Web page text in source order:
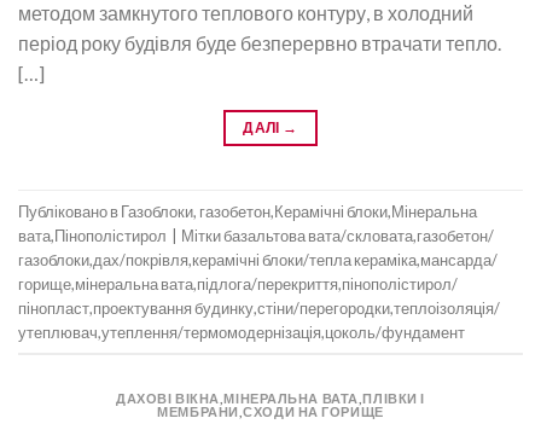
методом замкнутого теплового контуру, в холодний
період року будівля буде безперервно втрачати тепло.
[…]
ДАЛІ →
Публіковано вГазоблоки, газобетон,Керамічні блоки,Мінеральна
вата,Пінополістирол Міткибазальтова вата/скловата,газобетон/
газоблоки,дах/покрівля,керамічні блоки/тепла кераміка,мансарда/
горище,мінеральна вата,підлога/перекриття,пінополістирол/
пінопласт,проектування будинку,стіни/перегородки,теплоізоляція/
утеплювач,утеплення/термомодернізація,цоколь/фундамент
ДАХОВІ ВІКНА ,МІНЕРАЛЬНА ВАТА ,ПЛІВКИ І
МЕМБРАНИ ,СХОДИ НА ГОРИЩЕ